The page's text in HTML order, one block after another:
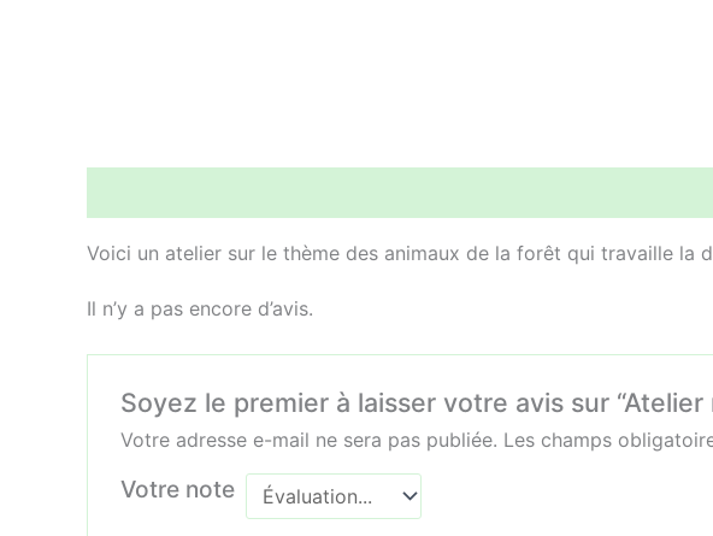
Voici un atelier sur le thème des animaux de la forêt qui travaille la
Il n’y a pas encore d’avis.
Soyez le premier à laisser votre avis sur
Votre adresse e-mail ne sera pas publiée. Les champs
Votre note